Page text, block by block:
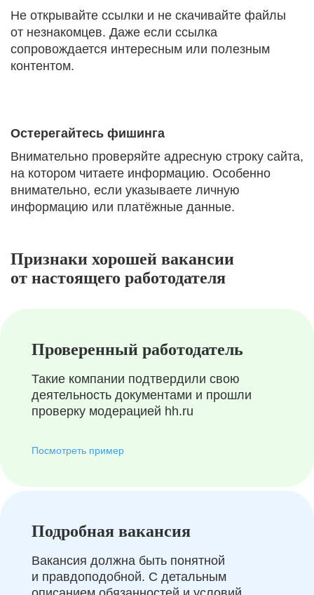
Не открывайте ссылки и не скачивайте файлы
от незнакомцев. Даже если ссылка
сопровождается интересным или полезным
контентом.
Остерегайтесь фишинга
Внимательно проверяйте адресную строку сайта,
на котором читаете информацию. Особенно
внимательно, если указываете личную
информацию или платёжные данные.
Признаки хорошей вакансии
от настоящего работодателя
Проверенный работодатель
Такие компании подтвердили свою
деятельность документами и прошли
проверку модерацией hh.ru
Посмотреть пример
Подробная вакансия
Вакансия должна быть понятной
и правдоподобной. С детальным